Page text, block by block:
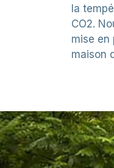
la
CO2.
mise en
maison